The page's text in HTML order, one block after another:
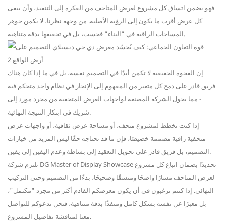
فهو يضمن اتساق كل مشروع لعرض المتاحف من الفكرة إلى التنفيذ، وأن يبقى
كل عرض أقرب ما يكون إلى الرؤية الأصلية. من وجهة نظرنا، لا يكمن جوهر
المساحات الراقية في "البناء" فحسب، بل في تحقيقها بدقة متناهية.
إن الفجوة الحقيقية لا تكمن أبدًا في التصميم نفسه، بل في ما إذا كان هناك
فريق قادر على دمج كل متغير من المفهوم إلى الإنجاز في نظام واحد متحكم فيه
- مما يحول الشركة المصنعة لواجهات العرض المتحفية من مجرد مورد إلى
شريك في ابتكار النتيجة النهائية.
إذا كنت تخطط لمشروع متحف، أو مساحة عرض ثقافية، أو واجهات عرض
متحفية راقية مصممة خصيصًا، فإن ما قد تحتاجه حقًا ليس المزيد من خيارات
التصميم، بل فريق قادر على تحويل التعقيد إلى بساطة وعدم اليقين إلى يقين.
تلتزم شركة DG Master of Display Showcase تحديدًا بضمان اتباع كل مشروع
لعرض المتاحف مسارًا واضحًا ومتسقًا وصحيحًا، بدءًا من التصميم وحتى التركيب
النهائي. إذا كنتم ترغبون في أن يكون معرضكم القادم أكثر من مجرد "مكتمل"،
بل معبرًا عن نفسه بشكل كامل ومنفذًا بدقة متناهية، فنحن ندعوكم للتواصل
معنا لمناقشة تفاصيل المشروع.